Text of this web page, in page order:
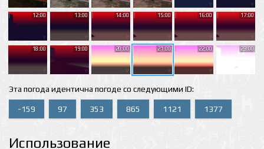
12:00 13:00 14:00 15:00 16:00 17:00
18:00 19:00 20:00 21:00 22:00 23:00
Эта погода идентична погоде со следующими ID:
-159 97 353 865 1121 1377
Использование